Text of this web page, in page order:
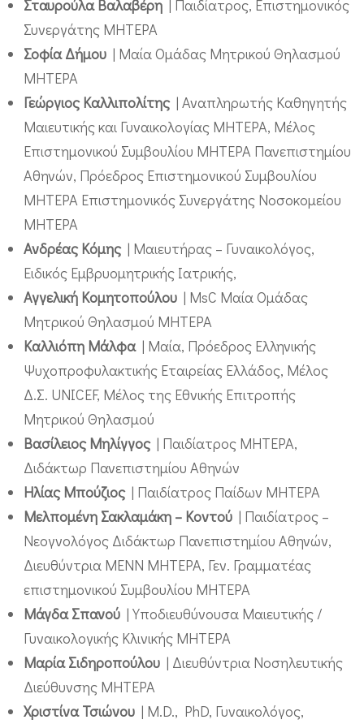
Σταυρούλα Βαλαβέρη | Παιδίατρος, Επιστημονικός
Συνεργάτης ΜΗΤΕΡΑ
Σοφία Δήμου | Μαία Ομάδας Μητρικού Θηλασμού
ΜΗΤΕΡΑ
Γεώργιος Καλλιπολίτης| Αναπληρωτής Καθηγητής
Μαιευτικής και Γυναικολογίας ΜΗΤΕΡΑ, Μέλος
Επιστημονικού Συμβουλίου ΜΗΤΕΡΑ Πανεπιστημίου
Αθηνών, Πρόεδρος Επιστημονικού Συμβουλίου
ΜΗΤΕΡΑ Επιστημονικός Συνεργάτης Νοσοκομείου
ΜΗΤΕΡΑ
Ανδρέας Κόμης| Μαιευτήρας – Γυναικολόγος,
Ειδικός Εμβρυομητρικής Ιατρικής,
Αγγελική Κομητοπούλου | MsC Μαία Ομάδας
Μητρικού Θηλασμού ΜΗΤΕΡΑ
Καλλιόπη Μάλφα| Μαία, Πρόεδρος Ελληνικής
Ψυχοπροφυλακτικής Εταιρείας Ελλάδος, Μέλος
Δ.Σ. UNICEF, Μέλος της Εθνικής Επιτροπής
Μητρικού Θηλασμού
Βασίλειος Μηλίγγος| Παιδίατρος ΜΗΤΕΡΑ,
Διδάκτωρ Πανεπιστημίου Αθηνών
Ηλίας Μπούζιος| Παιδίατρος Παίδων ΜΗΤΕΡΑ
Μελπομένη Σακλαμάκη – Κοντού | Παιδίατρος –
Νεογνολόγος Διδάκτωρ Πανεπιστημίου Αθηνών,
Διευθύντρια ΜΕΝΝ ΜΗΤΕΡΑ, Γεν. Γραμματέας
επιστημονικού Συμβουλίου ΜΗΤΕΡΑ
Μάγδα Σπανού | Υποδιευθύνουσα Μαιευτικής /
Γυναικολογικής Κλινικής ΜΗΤΕΡΑ
Μαρία Σιδηροπούλου | Διευθύντρια Νοσηλευτικής
Διεύθυνσης ΜΗΤΕΡΑ
Χριστίνα Τσιώνου | Μ.D., PhD, Γυναικολόγος,